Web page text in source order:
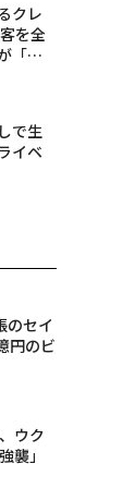
クレ
を全
「超
で生
イベ
のセイ
円のビ
ウク
襲」